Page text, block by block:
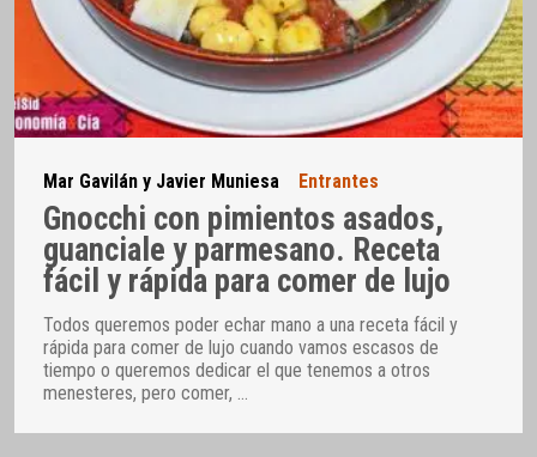
Mar Gavilán y Javier Muniesa Entrantes
Gnocchi con pimientos asados,
guanciale y parmesano. Receta
fácil y rápida para comer de lujo
Todos queremos poder echar mano a una receta fácil y
rápida para comer de lujo cuando vamos escasos de
tiempo o queremos dedicar el que tenemos a otros
menesteres, pero comer, …